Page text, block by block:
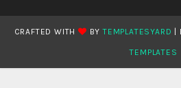
CRAFTED WITH BYTEMPLATESYARD |
TEMPLATES